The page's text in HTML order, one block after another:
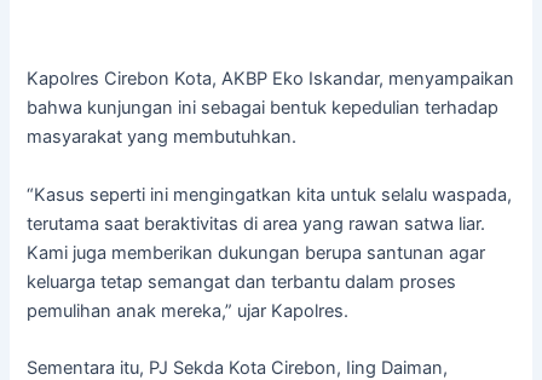
Kapolres Cirebon Kota, AKBP Eko Iskandar, menyampaikan
bahwa kunjungan ini sebagai bentuk kepedulian terhadap
masyarakat yang membutuhkan.
“Kasus seperti ini mengingatkan kita untuk selalu waspada,
terutama saat beraktivitas di area yang rawan satwa liar.
Kami juga memberikan dukungan berupa santunan agar
keluarga tetap semangat dan terbantu dalam proses
pemulihan anak mereka,” ujar Kapolres.
Sementara itu, PJ Sekda Kota Cirebon, Iing Daiman,